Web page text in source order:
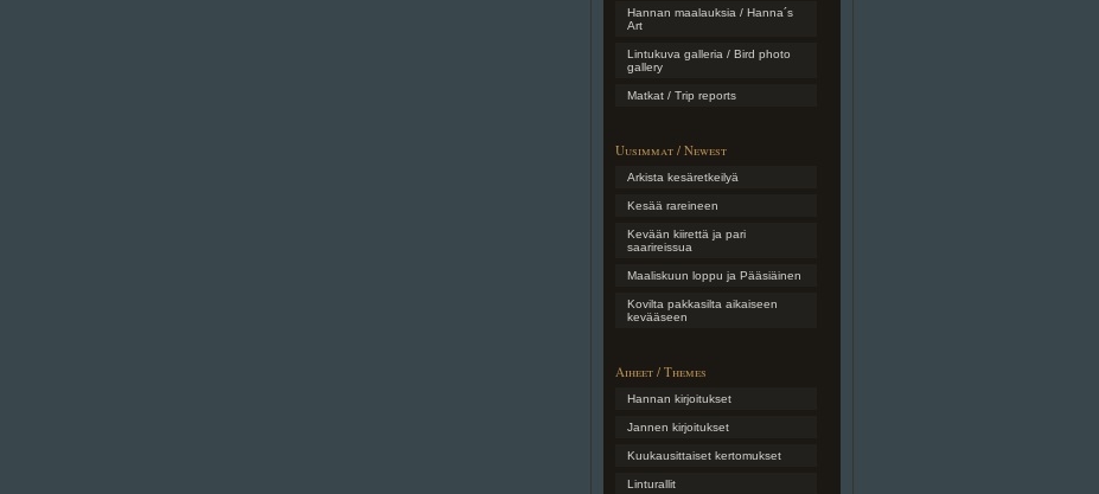
Hannan maalauksia / Hanna´s
Art
Lintukuva galleria / Bird photo
gallery
Matkat / Trip reports
Uusimmat / Newest
Arkista kesäretkeilyä
Kesää rareineen
Kevään kiirettä ja pari
saarireissua
Maaliskuun loppu ja Pääsiäinen
Kovilta pakkasilta aikaiseen
kevääseen
Aiheet / Themes
Hannan kirjoitukset
Jannen kirjoitukset
Kuukausittaiset kertomukset
Linturallit